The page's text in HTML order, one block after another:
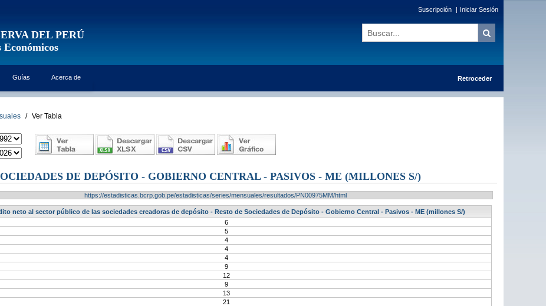
DEL PERÚ
Suscripción | Iniciar Sesión
Guías Acerca de Retroceder
/ Ver Tabla
DE DEPÓSITO - GOBIERNO CENTRAL - PASIVOS - ME (MILLONES S/)
https://estadisticas.bcrp.gob.pe/estadisticas/series/mensuales/resultados/PN00975MM/html
neto al sector público de las sociedades creadoras de depósito - Resto de Sociedades de Depósito - Gobierno Central - Pasivos - ME (millones S/)
6
5
4
4
4
9
12
9
13
21